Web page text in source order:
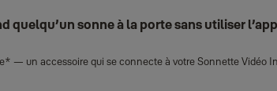
quelqu’un sonne à la porte sans utiliser
— un accessoire qui se connecte à votre Sonnette Vidéo